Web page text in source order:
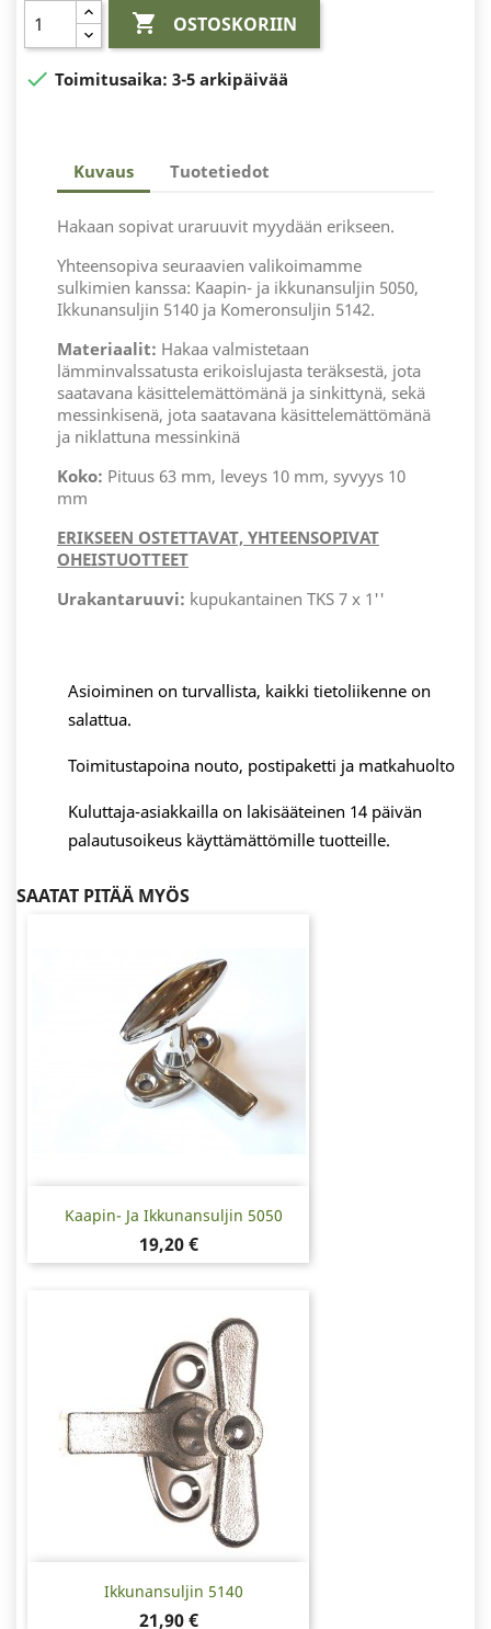
 OSTOSKORIIN
 Toimitusaika: 3-5 arkipäivää
Kuvaus Tuotetiedot
Hakaan sopivat uraruuvit myydään erikseen.
Yhteensopiva seuraavien valikoimamme
sulkimien kanssa: Kaapin- ja ikkunansuljin 5050,
Ikkunansuljin 5140 ja Komeronsuljin 5142.
Materiaalit: Hakaa valmistetaan
lämminvalssatusta erikoislujasta teräksestä, jota
saatavana käsittelemättömänä ja sinkittynä, sekä
messinkisenä, jota saatavana käsittelemättömänä
ja niklattuna messinkinä
Koko: Pituus 63 mm, leveys 10 mm, syvyys 10
mm
ERIKSEEN OSTETTAVAT, YHTEENSOPIVAT
OHEISTUOTTEET
Urakantaruuvi: kupukantainen TKS 7 x 1''
Asioiminen on turvallista, kaikki tietoliikenne on
salattua.
Toimitustapoina nouto, postipaketti ja matkahuolto
Kuluttaja-asiakkailla on lakisääteinen 14 päivän
palautusoikeus käyttämättömille tuotteille.
SAATAT PITÄÄ MYÖS
Kaapin- Ja Ikkunansuljin 5050
Hinta
19,20 €
Ikkunansuljin 5140
Hinta
21,90 €